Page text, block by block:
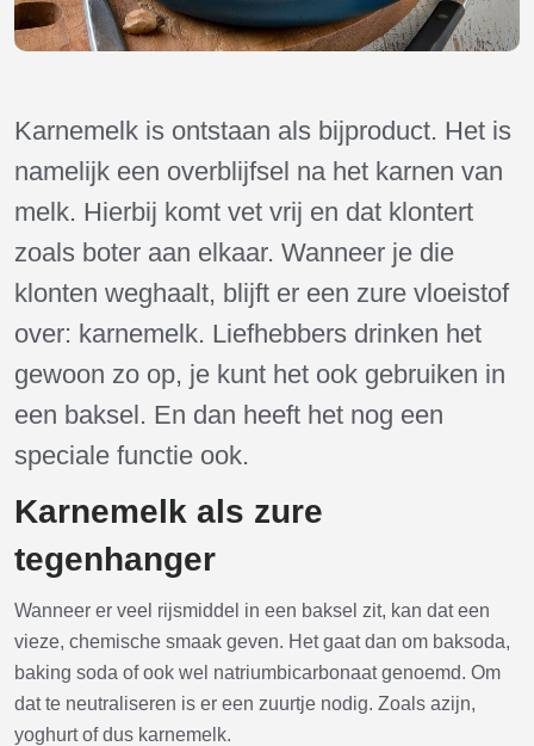
Karnemelk is ontstaan als bijproduct. Het is
namelijk een overblijfsel na het karnen van
melk. Hierbij komt vet vrij en dat klontert
zoals boter aan elkaar. Wanneer je die
klonten weghaalt, blijft er een zure vloeistof
over: karnemelk. Liefhebbers drinken het
gewoon zo op, je kunt het ook gebruiken in
een baksel. En dan heeft het nog een
speciale functie ook.
Karnemelk als zure
tegenhanger
Wanneer er veel rijsmiddel in een baksel zit, kan dat een
vieze, chemische smaak geven. Het gaat dan om baksoda,
baking soda of ook wel natriumbicarbonaat genoemd. Om
dat te neutraliseren is er een zuurtje nodig. Zoals azijn,
yoghurt of dus karnemelk.